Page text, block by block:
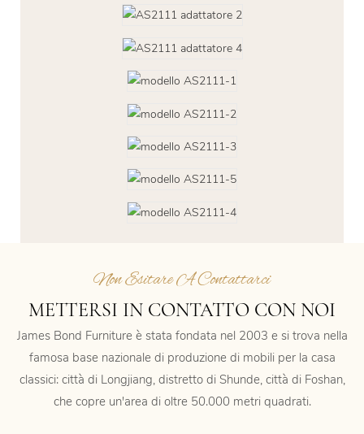
Non Esitare A Contattarci
METTERSI IN CONTATTO CON NOI
James Bond Furniture è stata fondata nel 2003 e si trova nella
famosa base nazionale di produzione di mobili per la casa
classici: città di Longjiang, distretto di Shunde, città di Foshan,
che copre un'area di oltre 50.000 metri quadrati.